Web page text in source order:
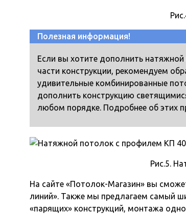
Полезная информация!
Если вы хотите дополнить
части конструкции, рекомендуем
удивительные комбинированные
дополнить конструкцию
любом порядке. Подробнее об этих
Рис.5.
На сайте «Потолок-Магазин» вы
линий». Также мы предлагаем самый
«парящих» конструкций, монтажа